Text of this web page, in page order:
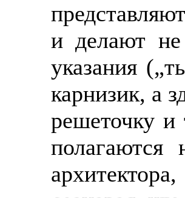
и делают не
указания
карнизик, а
решеточку и